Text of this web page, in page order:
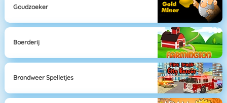
Goudzoeker
Boerderij
Brandweer Spelletjes